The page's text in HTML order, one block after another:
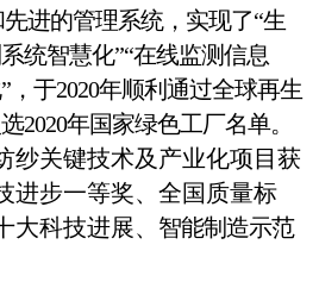
进的管理系统， 实现了“生
统智慧化”“在线监测信息
，于2020年顺利通过全球再生
2020年国家绿色工厂名单。
纱关键技术及产业化项目获
进步一等奖、全国质量标
大科技进展、 智能制造示范